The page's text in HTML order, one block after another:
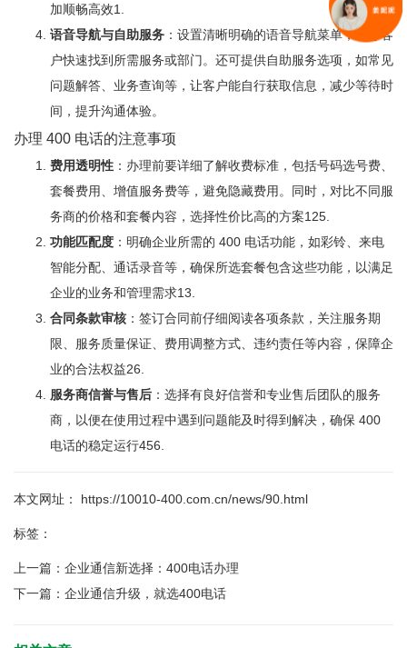
加顺畅高效1
语音导航与自助服务 ：设置清晰明确的语音导航菜单，引导客
户快速找到所需服务或部门。还可提供自助服务选项，如常见
问题解答、业务查询等，让客户能自行获取信息，减少等待时
间，提升沟通体验。
办理 400 电话的注意事项
费用透明性 ：办理前要详细了解收费标准，包括号码选号费、
套餐费用、增值服务费等，避免隐藏费用。同时，对比不同服
务商的价格和套餐内容，选择性价比高的方案1 25
功能匹配度 ：明确企业所需的 400 电话功能，如彩铃、来电
智能分配、通话录音等，确保所选套餐包含这些功能，以满足
企业的业务和管理需求13
合同条款审核 ：签订合同前仔细阅读各项条款，关注服务期
限、服务质量保证、费用调整方式、违约责任等内容，保障企
业的合法权益26
服务商信誉与售后 ：选择有良好信誉和专业售后团队的服务
商，以便在使用过程中遇到问题能及时得到解决，确保 400
电话的稳定运行456
本文网址： https://10010-400.com.cn/news/90.html
标签：
上一篇： 企业通信新选择：400电话办理
下一篇： 企业通信升级，就选400电话